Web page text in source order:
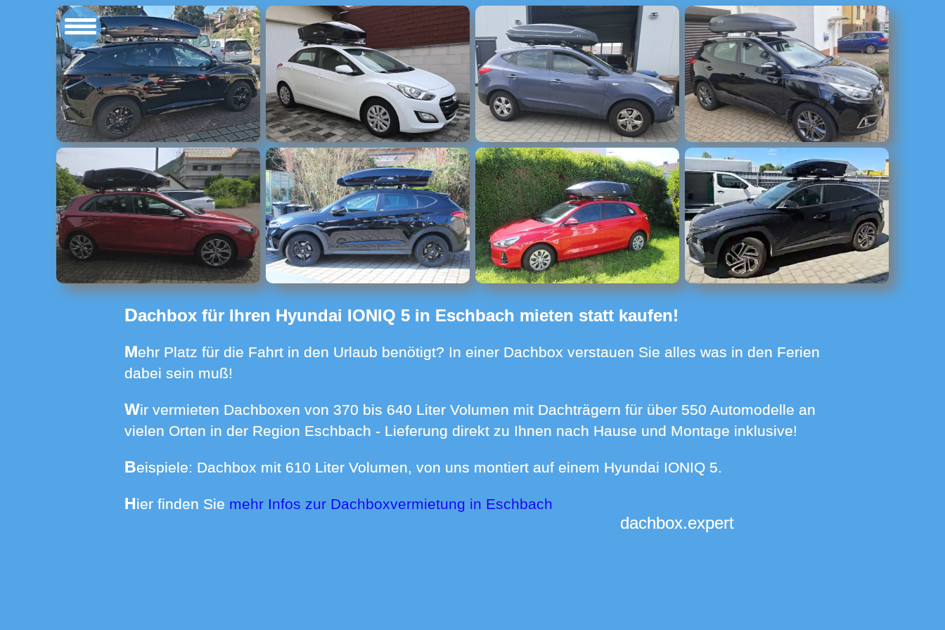
Dachbox für Ihren Hyundai IONIQ 5 in Eschbach mieten statt kaufen!
Mehr Platz für die Fahrt in den Urlaub benötigt? In einer Dachbox verstauen Sie alles was in den Ferien
dabei sein muß!
Wir vermieten Dachboxen von 370 bis 640 Liter Volumen mit Dachträgern für über 550 Automodelle an
vielen Orten in der Region Eschbach - Lieferung direkt zu Ihnen nach Hause und Montage inklusive!
Beispiele: Dachbox mit 610 Liter Volumen, von uns montiert auf einem Hyundai IONIQ 5.
Hier finden Sie mehr Infos zur Dachboxvermietung in Eschbach
dachbox.expert